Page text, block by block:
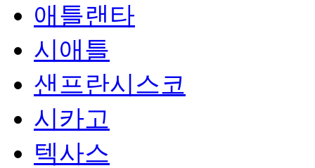
애틀랜타
시애틀
샌프란시스코
시카고
텍사스